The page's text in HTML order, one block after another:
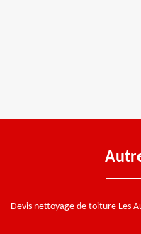
Devis nettoyage de toiture Les